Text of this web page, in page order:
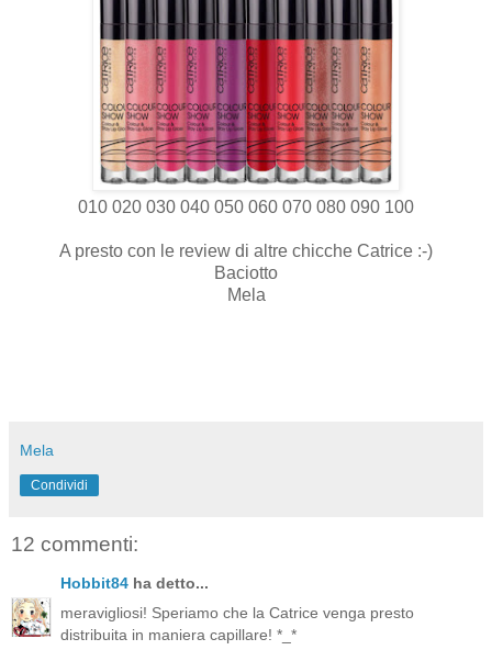
010 020 030 040 050 060 070 080 090 100
A presto con le review di altre chicche Catrice :-)
Baciotto
Mela
Mela
Condividi
12 commenti:
Hobbit84 ha detto...
meravigliosi! Speriamo che la Catrice venga presto
distribuita in maniera capillare! *_*